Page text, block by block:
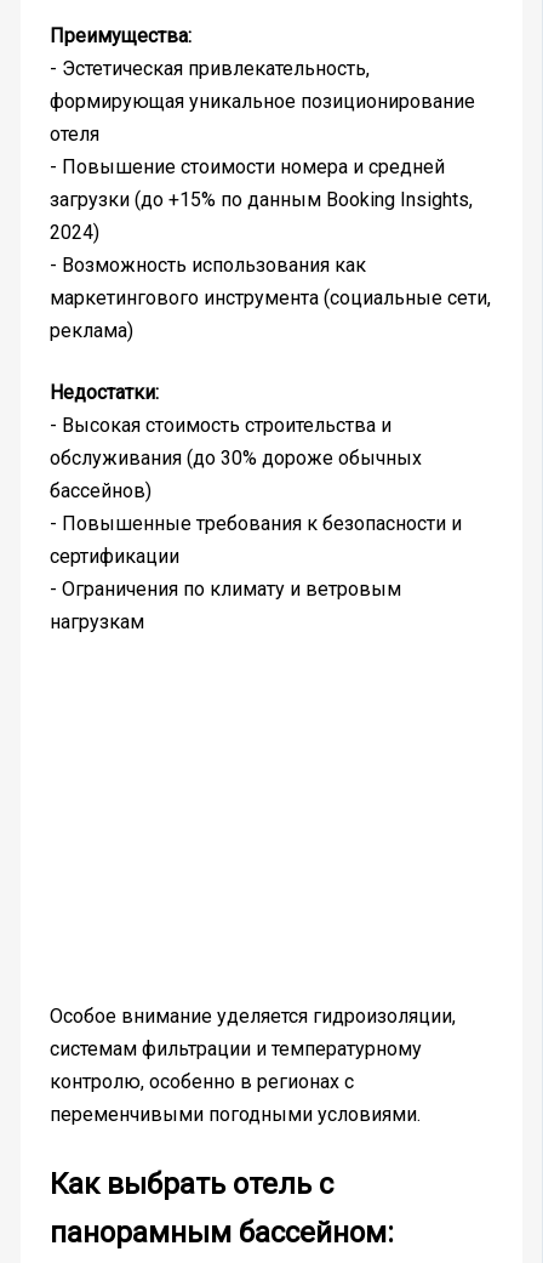
Преимущества:
- Эстетическая привлекательность,
формирующая уникальное позиционирование
отеля
- Повышение стоимости номера и средней
загрузки (до +15% по данным Booking Insights,
2024)
- Возможность использования как
маркетингового инструмента (социальные сети,
реклама)
Недостатки:
- Высокая стоимость строительства и
обслуживания (до 30% дороже обычных
бассейнов)
- Повышенные требования к безопасности и
сертификации
- Ограничения по климату и ветровым
нагрузкам
Особое внимание уделяется гидроизоляции,
системам фильтрации и температурному
контролю, особенно в регионах с
переменчивыми погодными условиями.
Как выбрать отель с
панорамным бассейном: